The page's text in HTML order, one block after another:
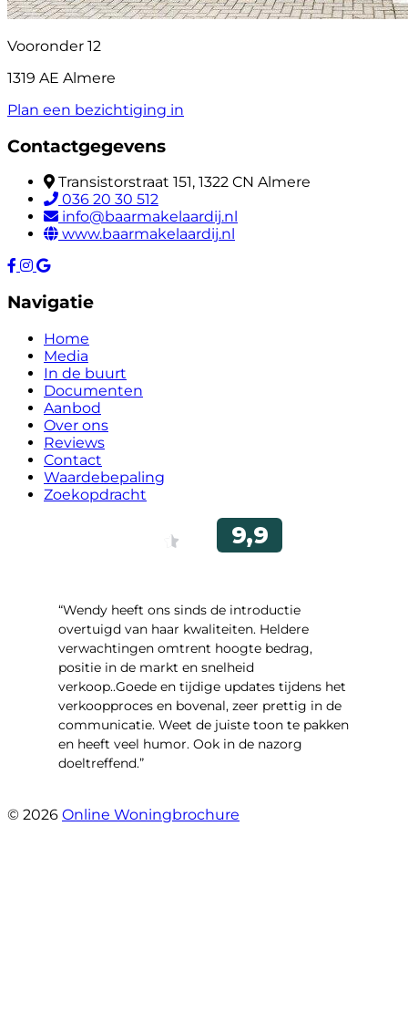
Vooronder 12
1319 AE Almere
Plan een bezichtiging in
Contactgegevens
Transistorstraat 151, 1322 CN Almere
036 20 30 512
info@baarmakelaardij.nl
www.baarmakelaardij.nl
Navigatie
Home
Media
In de buurt
Documenten
Aanbod
Over ons
Reviews
Contact
Waardebepaling
Zoekopdracht
“Wendy heeft ons sinds de introductie
overtuigd van haar kwaliteiten. Heldere
verwachtingen omtrent hoogte bedrag,
positie in de markt en snelheid
verkoop..Goede en tijdige updates tijdens het
verkoopproces en bovenal, zeer prettig in de
communicatie. Weet de juiste toon te pakken
en heeft veel humor. Ook in de nazorg
doeltreffend.”
© 2026 Online Woningbrochure